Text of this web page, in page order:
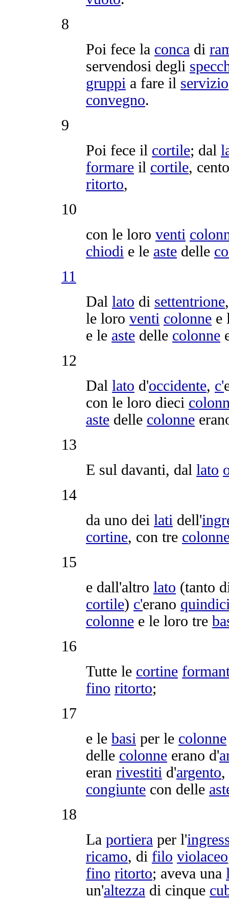
8
Poi fece la conca di
servendosi degli
gruppi a fare il servizio
convegno.
9
Poi fece il cortile; dal
formare il cortile,
ritorto,
10
con le loro venti
chiodi e le aste delle
11
Dal lato di settentrione
le loro venti colonne e
e le aste delle colonne
12
Dal lato d'occidente, c'
con le loro dieci
aste delle colonne
13
E sul davanti, dal lato
14
da uno dei lati dell'
cortine, con tre
15
e dall'altro lato (tanto
cortile) c'erano
colonne e le loro tre
16
Tutte le cortine
fino ritorto;
17
e le basi per le colonne
delle colonne erano d'
eran rivestiti d'argento,
congiunte con delle
18
La portiera per l'
ricamo, di filo violaceo
fino ritorto; aveva una
un'altezza di cinque